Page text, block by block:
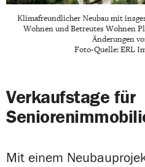
Klimafreundlicher Neubau mit
Wohnen und Betreutes Wohnen
Änderungen
Foto-Quelle: ERL
Verkaufstage für
Mit einem